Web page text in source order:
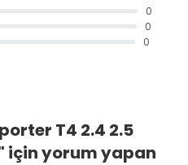
0
0
0
T4 2.4 2.5
için yorum yapan